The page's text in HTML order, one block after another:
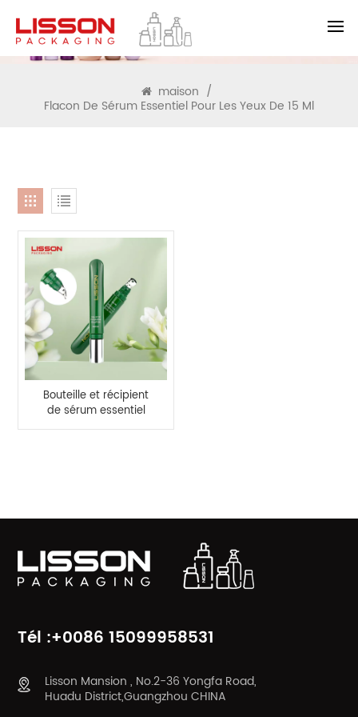
RECHERCHE
maison /
Flacon De Sérum Essentiel Pour Les Yeux De 15 Ml
Bouteille et récipient
de sérum essentiel
pour les yeux,
Tél :+0086 15099958531
Lisson Mansion , No.2-36 Yongfa Road,
Huadu District,Guangzhou CHINA